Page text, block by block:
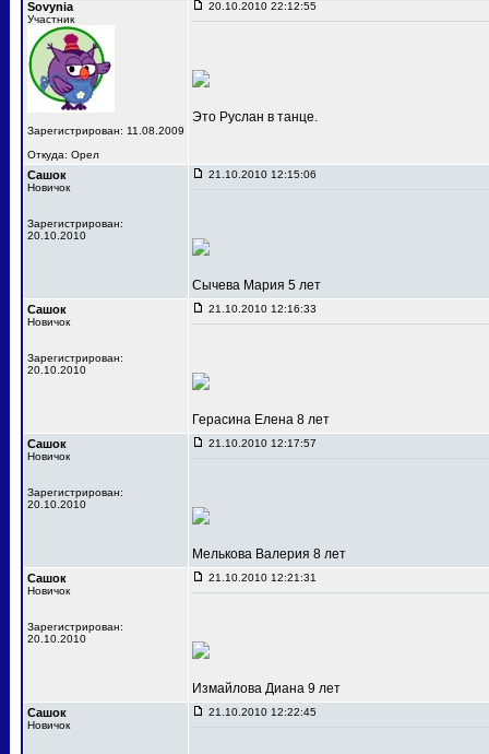
Sovynia
Участник
Зарегистрирован: 11.08.2009
Откуда: Орел
20.10.2010 22:12:55
Это Руслан в танце.
Сашок
Новичок
Зарегистрирован:
20.10.2010
21.10.2010 12:15:06
Сычева Мария 5 лет
Сашок
Новичок
Зарегистрирован:
20.10.2010
21.10.2010 12:16:33
Герасина Елена 8 лет
Сашок
Новичок
Зарегистрирован:
20.10.2010
21.10.2010 12:17:57
Мелькова Валерия 8 лет
Сашок
Новичок
Зарегистрирован:
20.10.2010
21.10.2010 12:21:31
Измайлова Диана 9 лет
Сашок
Новичок
21.10.2010 12:22:45